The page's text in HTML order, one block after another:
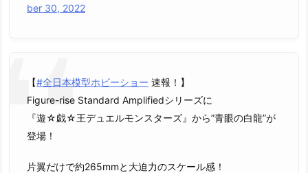
ber 30, 2022
【#全日本模型ホビーショー 速報！】
Figure-rise Standard Amplifiedシリーズに
『遊☆戯☆王デュエルモンスターズ』から”青眼の白龍”が
登場！
片翼だけで約265mmと大迫力のスケール感！